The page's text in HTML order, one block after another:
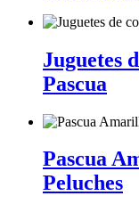
Juguetes
Pascua
Pascua
Peluches